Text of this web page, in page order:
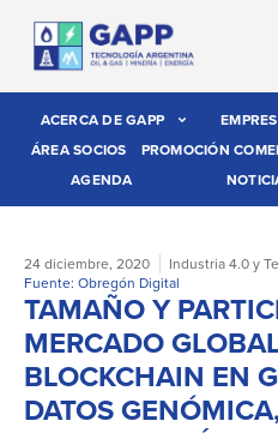
ACERCA DE GAPP
ÁREA SOCIOS
PROMOCIÓN
AGENDA
24 diciembre, 2020 Industria 4.0 y
Fuente: Obregón Digital
TAMAÑO Y
MERCADO
BLOCKCHAIN EN
DATOS